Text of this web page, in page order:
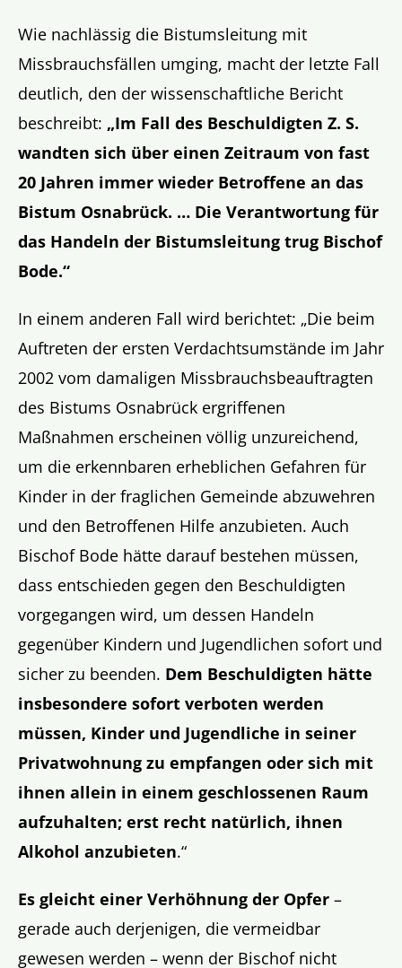
Wie nachlässig die Bistumsleitung mit
Missbrauchsfällen umging, macht der letzte Fall
deutlich, den der wissenschaftliche Bericht
beschreibt: „Im Fall des Beschuldigten Z. S.
wandten sich über einen Zeitraum von fast
20 Jahren immer wieder Betroffene an das
Bistum Osnabrück. … Die Verantwortung für
das Handeln der Bistumsleitung trug Bischof
Bode.“
In einem anderen Fall wird berichtet: „Die beim
Auftreten der ersten Verdachtsumstände im Jahr
2002 vom damaligen Missbrauchsbeauftragten
des Bistums Osnabrück ergriffenen
Maßnahmen erscheinen völlig unzureichend,
um die erkennbaren erheblichen Gefahren für
Kinder in der fraglichen Gemeinde abzuwehren
und den Betroffenen Hilfe anzubieten. Auch
Bischof Bode hätte darauf bestehen müssen,
dass entschieden gegen den Beschuldigten
vorgegangen wird, um dessen Handeln
gegenüber Kindern und Jugendlichen sofort und
sicher zu beenden. Dem Beschuldigten hätte
insbesondere sofort verboten werden
müssen, Kinder und Jugendliche in seiner
Privatwohnung zu empfangen oder sich mit
ihnen allein in einem geschlossenen Raum
aufzuhalten; erst recht natürlich, ihnen
Alkohol anzubieten.“
Es gleicht einer Verhöhnung der Opfer –
gerade auch derjenigen, die vermeidbar
gewesen werden – wenn der Bischof nicht